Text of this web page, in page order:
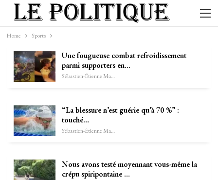
Home Sports
Une fougueuse combat refroidissement
parmi supporters en…
Sébastien-Étienne Marechal
“La blessure n’est guérie qu’à 70 %” :
touché…
Sébastien-Étienne Marechal
Nous avons testé moyennant vous-même la
crépu spiripontaine …